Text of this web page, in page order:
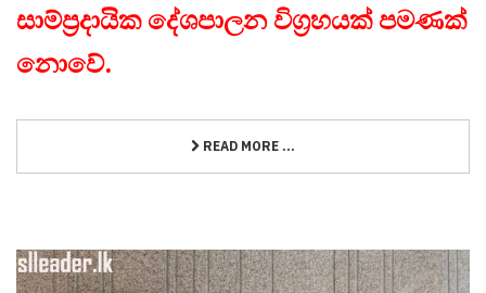
සාම්ප්‍රදායික දේශපාලන විග්‍රහයක් පමණක්
නොවේ.
READ MORE ...